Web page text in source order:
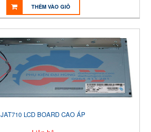
THÊM VÀO GIỎ
JAT710 LCD BOARD CAO ÁP